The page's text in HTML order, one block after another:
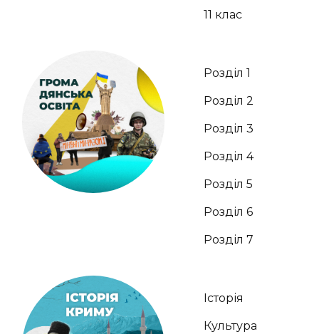
11 клас
Розділ 1
Розділ 2
Розділ 3
Розділ 4
Розділ 5
Розділ 6
Розділ 7
Історія
Культура